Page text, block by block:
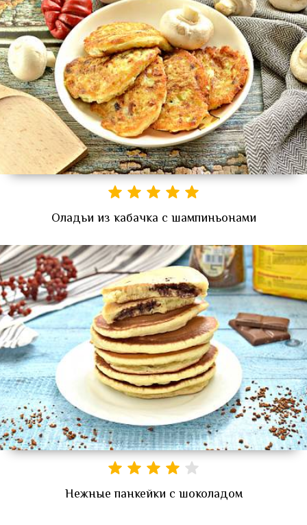
Оладьи из кабачка с шампиньонами
Нежные панкейки с шоколадом